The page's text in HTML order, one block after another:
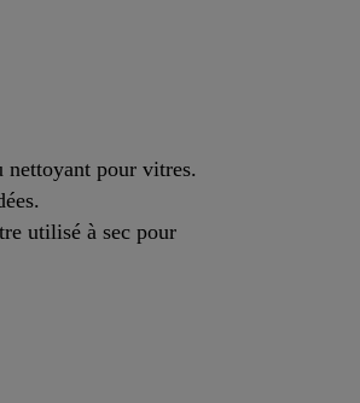
nettoyant pour vitres.
utilisé à sec pour